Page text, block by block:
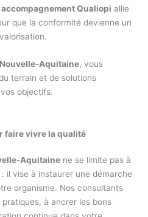
accompagnement Qualiopi allie
que la conformité devienne un
Aquitaine, vous
terrain et de solutions
objectifs.
faire vivre la qualité
Aquitaine ne se limite pas à
il vise à instaurer une démarche
organisme. Nos consultants
à ancrer les bons